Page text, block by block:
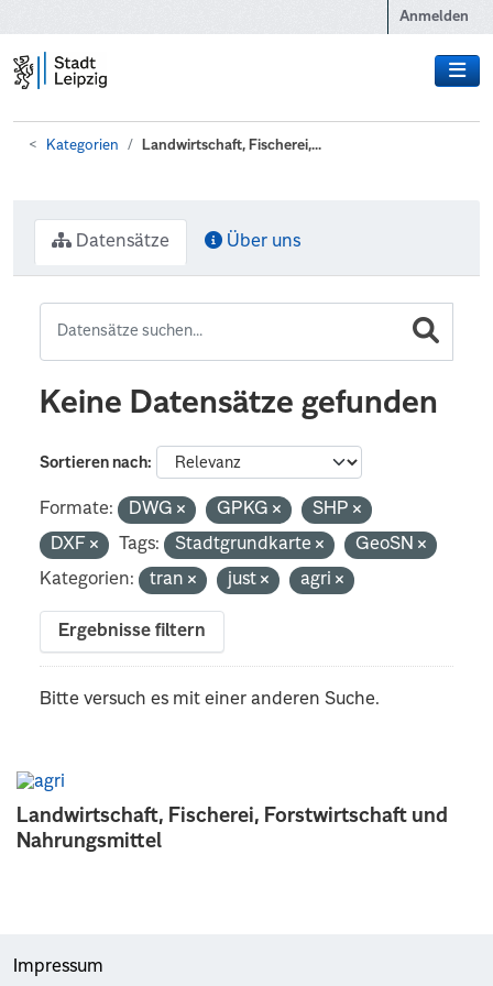
Anmelden
Kategorien Landwirtschaft, Fischerei,...
Landwirtschaft, Fischerei, Forstwirtschaft und
Nahrungsmittel
Datensätze Über uns
Keine Datensätze gefunden
Sortieren nach
Formate: DWG GPKG
SHP
DXF
Tags: Stadtgrundkarte
GeoSN
Kategorien:
tran just agri
Ergebnisse filtern
Bitte versuch es mit einer anderen Suche.
Impressum